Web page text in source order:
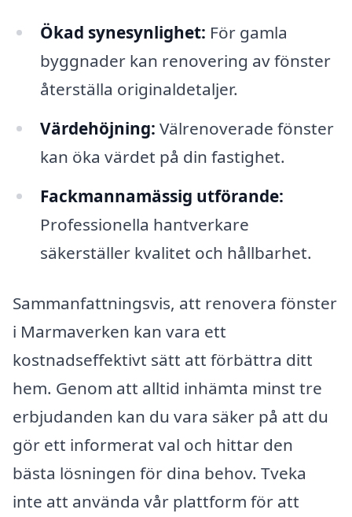
Ökad synesynlighet: För gamla
byggnader kan renovering av fönster
återställa originaldetaljer.
Värdehöjning: Välrenoverade fönster
kan öka värdet på din fastighet.
Fackmannamässig utförande:
Professionella hantverkare
säkerställer kvalitet och hållbarhet.
Sammanfattningsvis, att renovera fönster
i Marmaverken kan vara ett
kostnadseffektivt sätt att förbättra ditt
hem. Genom att alltid inhämta minst tre
erbjudanden kan du vara säker på att du
gör ett informerat val och hittar den
bästa lösningen för dina behov. Tveka
inte att använda vår plattform för att